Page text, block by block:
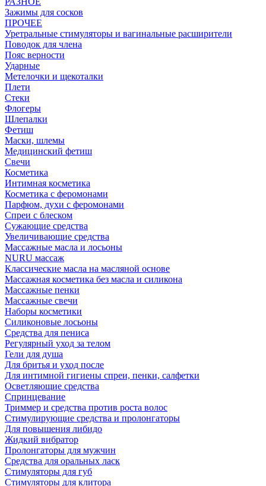
Зажимы для сосков
ПРОЧЕЕ
Уретральные стимуляторы и вагинальные расширители
Поводок для члена
Пояс верности
Ударные
Метелочки и щекоталки
Плети
Стеки
Флогеры
Шлепалки
Фетиш
Маски, шлемы
Медицинский фетиш
Свечи
Косметика
Интимная косметика
Косметика с феромонами
Парфюм, духи с феромонами
Спреи с блеском
Сужающие средства
Увеличивающие средства
Массажные масла и лосьоны
NURU массаж
Классические масла на масляной основе
Массажная косметика без масла и силикона
Массажные пенки
Массажные свечи
Наборы косметики
Силиконовые лосьоны
Средства для пениса
Регулярный уход за телом
Гели для душа
Для бритья и уход после
Для интимной гигиены спреи, пенки, салфетки
Осветляющие средства
Спринцевание
Триммер и средства против роста волос
Стимулирующие средства и пролонгаторы
Для повышения либидо
Жидкий вибратор
Пролонгаторы для мужчин
Средства для оральных ласк
Стимуляторы для губ
Стимуляторы для клитора